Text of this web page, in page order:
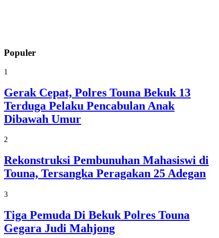
Populer
1
Gerak Cepat, Polres Touna Bekuk 13
Terduga Pelaku Pencabulan Anak
Dibawah Umur
2
Rekonstruksi Pembunuhan Mahasiswi di
Touna, Tersangka Peragakan 25 Adegan
3
Tiga Pemuda Di Bekuk Polres Touna
Gegara Judi Mahjong